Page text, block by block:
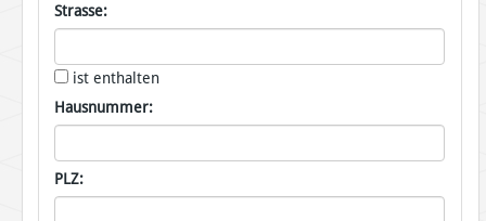
Strasse:
ist enthalten
Hausnummer:
PLZ: